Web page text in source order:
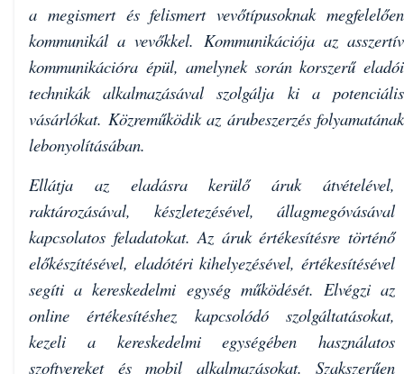
a megismert és felismert vevőtípusoknak megfelelően
kommunikál a vevőkkel. Kommunikációja az asszertív
kommunikációra épül, amelynek során korszerű eladói
technikák alkalmazásával szolgálja ki a potenciális
vásárlókat. Közreműködik az árubeszerzés folyamatának
lebonyolításában.
Ellátja az eladásra kerülő áruk átvételével,
raktározásával, készletezésével, állagmegóvásával
kapcsolatos feladatokat. Az áruk értékesítésre történő
előkészítésével, eladótéri kihelyezésével, értékesítésével
segíti a kereskedelmi egység működését. Elvégzi az
online értékesítéshez kapcsolódó szolgáltatásokat,
kezeli a kereskedelmi egységében használatos
szoftvereket és mobil alkalmazásokat. Szakszerűen